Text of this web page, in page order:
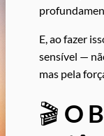
E, ao fazer
sensível —
mas pela
🎬 O